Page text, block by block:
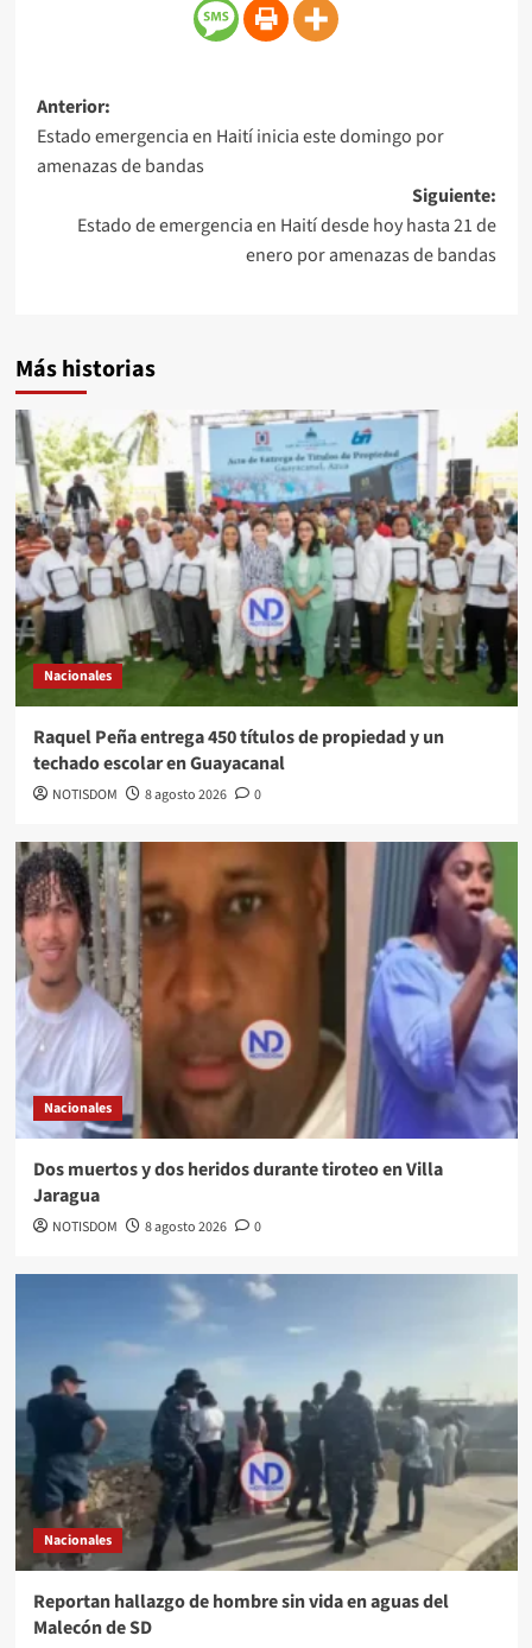
Anterior:
Estado emergencia en Haití inicia este domingo por
amenazas de bandas
Siguiente:
Estado de emergencia en Haití desde hoy hasta 21 de
enero por amenazas de bandas
Más historias
Nacionales
Raquel Peña entrega 450 títulos de propiedad y un
techado escolar en Guayacanal
NOTISDOM 8 agosto 2026 0
Nacionales
Dos muertos y dos heridos durante tiroteo en Villa
Jaragua
NOTISDOM 8 agosto 2026 0
Nacionales
Reportan hallazgo de hombre sin vida en aguas del
Malecón de SD